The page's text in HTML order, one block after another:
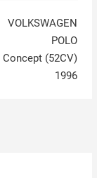
VOLKSWAGEN
POLO
Concept (52CV)
1996